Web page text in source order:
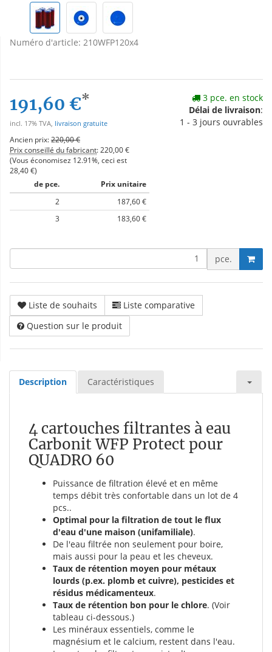
Numéro d'article: 210WFP120x4
191,60 €*
incl. 17% TVA, livraison gratuite
Ancien prix:220,00 €
Prix conseillé du fabricant: 220,00 €
(Vous économisez 12.91% , ceci est
28,40 €)
de pce.
Prix unitaire
2
187,60 €
3
183,60 €
3 pce. en stock
Délai de livraison:
1 - 3 jours ouvrables
pce.
Liste de souhaits
Liste comparative
Question sur le produit
Description Caractéristiques
4 cartouches filtrantes à eau
Carbonit WFP Protect pour
QUADRO 60
Puissance de filtration élevé et en même
temps débit très confortable dans un lot de 4
pcs..
Optimal pour la filtration de tout le flux
d'eau d'une maison (unifamiliale).
De l'eau filtrée non seulement pour boire,
mais aussi pour la peau et les cheveux.
Taux de rétention moyen pour métaux
lourds (p.ex. plomb et cuivre), pesticides et
résidus médicamenteux.
Taux de rétention bon pour le chlore. (Voir
tableau ci-dessous.)
Les minéraux essentiels, comme le
magnésium et le calcium, restent dans l'eau.